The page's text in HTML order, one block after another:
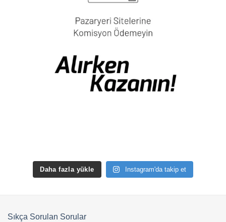
Daha fazla yükle Instagram'da takip et
Sıkça Sorulan Sorular